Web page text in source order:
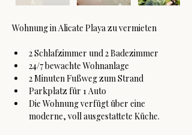
Wohnung in Alicate Playa zu vermieten
2 Schlafzimmer und 2 Badezimmer
24/7 bewachte Wohnanlage
2 Minuten Fußweg zum Strand
Parkplatz für 1 Auto
Die Wohnung verfügt über eine
moderne, voll ausgestattete Küche.